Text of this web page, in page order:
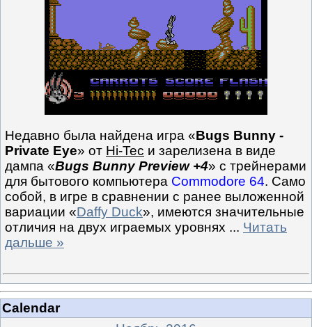
Недавно была найдена игра «Bugs Bunny -
Private Eye» от Hi-Tec и зарелизена в виде
дампа «Bugs Bunny Preview +4» с трейнерами
для бытового компьютера Commodore 64. Само
собой, в игре в сравнении с ранее выложенной
вариации «Daffy Duck», имеются значительные
отличия на двух играемых уровнях ... Читать
дальше »
Calendar